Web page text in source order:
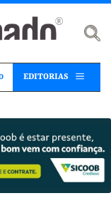
EDITORIAS